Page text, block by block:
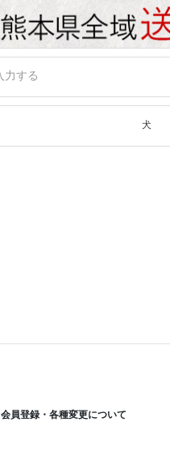
犬
会員登録・各種変更について